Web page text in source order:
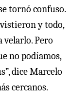
tornó confuso.
y todo,
velarlo. Pero
no podíamos,
dice Marcelo
cercanos.